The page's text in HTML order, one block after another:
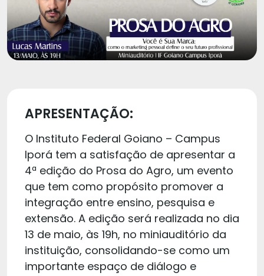
APRESENTAÇÃO:
O Instituto Federal Goiano – Campus
Iporá tem a satisfação de apresentar a
4ª edição do Prosa do Agro, um evento
que tem como propósito promover a
integração entre ensino, pesquisa e
extensão. A edição será realizada no dia
13 de maio, às 19h, no miniauditório da
instituição, consolidando-se como um
importante espaço de diálogo e